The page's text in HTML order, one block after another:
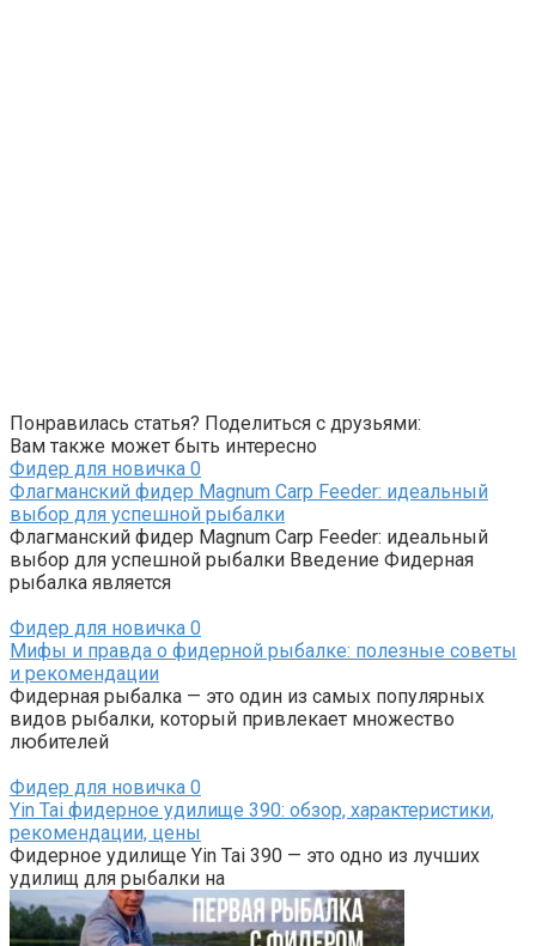
Понравилась статья? Поделиться с друзьями:
Вам также может быть интересно
Фидер для новичка 0
Флагманский фидер Magnum Carp Feeder: идеальный
выбор для успешной рыбалки
Флагманский фидер Magnum Carp Feeder: идеальный
выбор для успешной рыбалки Введение Фидерная
рыбалка является
Фидер для новичка 0
Мифы и правда о фидерной рыбалке: полезные советы
и рекомендации
Фидерная рыбалка — это один из самых популярных
видов рыбалки, который привлекает множество
любителей
Фидер для новичка 0
Yin Tai фидерное удилище 390: обзор, характеристики,
рекомендации, цены
Фидерное удилище Yin Tai 390 — это одно из лучших
удилищ для рыбалки на